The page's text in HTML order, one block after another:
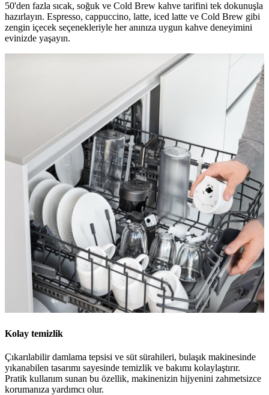
50'den fazla sıcak, soğuk ve Cold Brew kahve tarifini tek dokunuşla
hazırlayın. Espresso, cappuccino, latte, iced latte ve Cold Brew gibi
zengin içecek seçenekleriyle her anınıza uygun kahve deneyimini
evinizde yaşayın.
Kolay temizlik
Çıkarılabilir damlama tepsisi ve süt sürahileri, bulaşık makinesinde
yıkanabilen tasarımı sayesinde temizlik ve bakımı kolaylaştırır.
Pratik kullanım sunan bu özellik, makinenizin hijyenini zahmetsizce
korumanıza yardımcı olur.